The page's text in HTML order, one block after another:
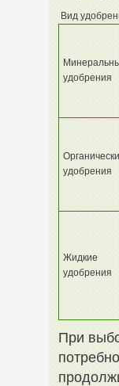
Вид
удобрения
удобрения
Жидкие
удобрения
При